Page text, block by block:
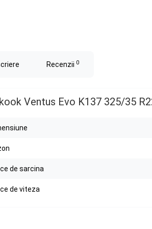
Recenzii 0
Ventus Evo K137 325/35
de sarcina
de viteza